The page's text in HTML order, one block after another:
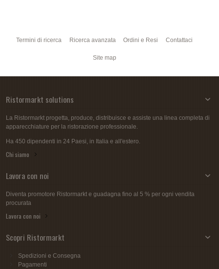
Termini di ricerca Ricerca avanzata Ordini e Resi Contattaci
Site map
Ristormarkt solutions
La Ristormarkt progetta, produce, distribuisce e assiste una linea completa di
apparecchiature per la ristorazione professionale.
Ha 450 dipendenti in 24 Paesi, in Italia e all'estero.
Chi siamo
Lavora con noi
Diventa promotore Ristormarkt e guadagna fino al 5 % per ogni vendita
procurata
Lavora con noi
Scopri Ristormarkt
Spedizioni e Consegna
Pagamenti